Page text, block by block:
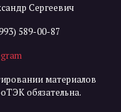
Сергеевич
589-00-87
материалов
обязательна.